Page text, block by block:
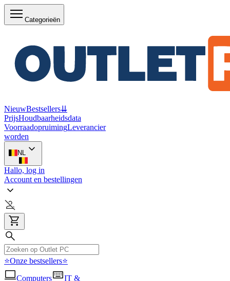
Categorieën
NieuwBestsellers⇊
PrijsHoudbaarheidsdata
VoorraadopruimingLeverancier
worden
NL
Hallo, log in
Account en bestellingen
⭐Onze bestsellers⭐
Computers
IT &